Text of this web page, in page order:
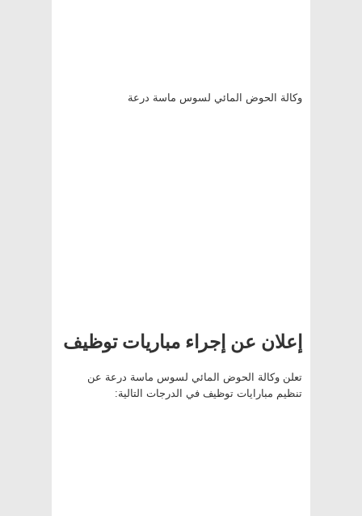
وكالة الحوض المائي لسوس ماسة درعة
إعلان عن إجراء مباريات توظيف
تعلن وكالة الحوض المائي لسوس ماسة درعة عن
تنظيم مبارايات توظيف في الدرجات التالية: